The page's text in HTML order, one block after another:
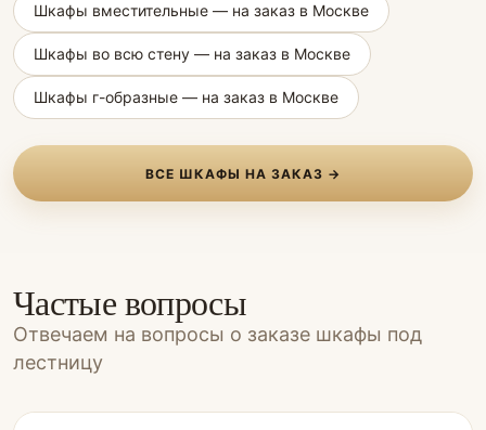
Шкафы вместительные — на заказ в Москве
Шкафы во всю стену — на заказ в Москве
Шкафы г-образные — на заказ в Москве
ВСЕ ШКАФЫ НА ЗАКАЗ →
Частые вопросы
Отвечаем на вопросы о заказе шкафы под
лестницу